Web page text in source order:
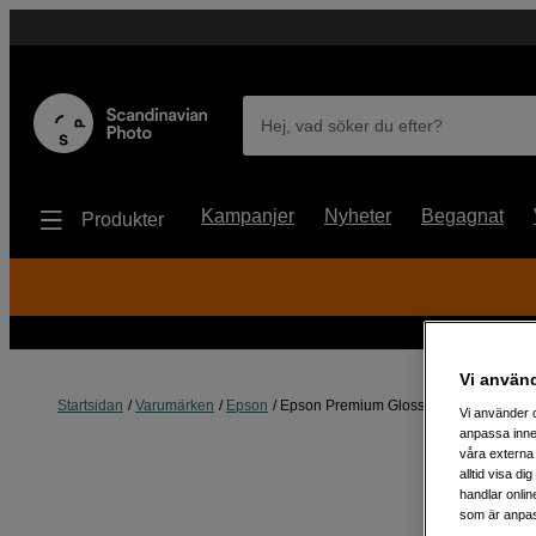
Hej, vad söker du efter?
Produkter Kampanjer Nyheter Begagnat
Startsidan Varumärken Epson Epson Premium Glossy Paper A4 255gr
Vi
Vi använder
anpassa
våra externa
alltid visa
handlar
som är